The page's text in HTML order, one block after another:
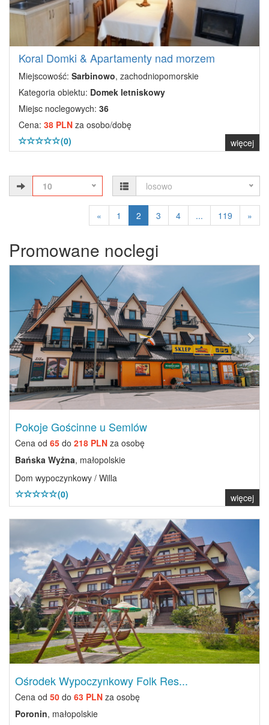
Koral Domki & Apartamenty nad morzem
Miejscowość: Sarbinowo, zachodniopomorskie
Kategoria obiektu: Domek letniskowy
Miejsc noclegowych: 36
Cena: 38 PLN za osobo/dobę
(0)
więcej
10 losowo
« 1 2 3 4 ... 119 »
Promowane noclegi
Previous Next
Pokoje Gościnne u Semlów
Cena od 65 do 218 PLN za osobę
Bańska Wyżna, małopolskie
Dom wypoczynkowy / Willa
(0)
więcej
Ośrodek Wypoczynkowy Folk Res...
Cena od 50 do 63 PLN za osobę
Poronin, małopolskie